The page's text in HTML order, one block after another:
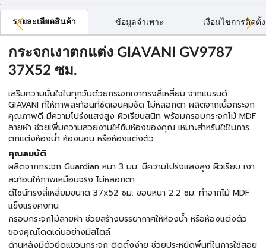
รายละเอียดสินค้า ข้อมูลจำเพาะ เงื่อนไขการติดตั้ง
กระจกเงาตกแต่ง GIAVANI GV9787
37X52 ซม.
เสริมความมั่นใจในทุกวันด้วยกระจกเงาทรงสี่เหลี่ยม จากแบรนด์
GIAVANI ที่ให้ภาพสะท้อนที่ชัดเจนคมชัด ไม่หลอกตา ผลิตจากเนื้อกระจก
คุณภาพดี มีความโปร่งแสงสูง ผิวเรียบสนิท พร้อมกรอบกระจกไม้ MDF
ลายผ้า ช่วยเพิ่มความสวยงามให้กับห้องของคุณ เหมาะสำหรับใช้ในการ
ตกแต่งห้องน้ำ ห้องนอน หรือห้องแต่งตัว
คุณสมบัติ
ผลิตจากกระจก Guardian หนา 3 มม. มีความโปร่งแสงสูง ผิวเรียบ เงา
สะท้อนให้ภาพเหมือนจริง ไม่หลอกตา
ดีไซน์ทรงสี่เหลี่ยมขนาด 37x52 ซม. ขอบหนา 2.2 ซม. ทำจากไม้ MDF
แข็งแรงคงทน
กรอบกระจกไม้ลายผ้า ช่วยสร้างบรรยากาศให้ห้องน้ำ หรือห้องแต่งตัว
ของคุณโดดเด่นอย่างมีสไตล์
ด้านหลังมีตัวยึดแขวนกระจก ติดตั้งง่าย ช่วยประหยัดพื้นที่ในการใช้สอย